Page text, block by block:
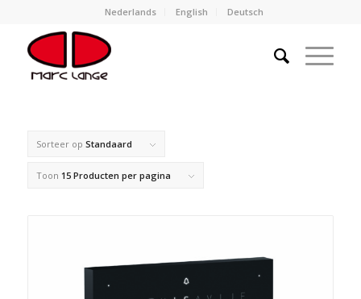
Nederlands English Deutsch
Sorteer op Standaard
Toon 15 Producten per pagina